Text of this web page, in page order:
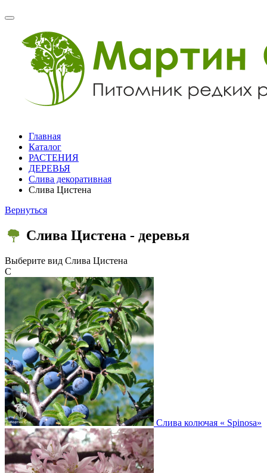
Главная
Каталог
РАСТЕНИЯ
ДЕРЕВЬЯ
Слива декоративная
Слива Цистена
Вернуться
Слива Цистена - деревья
Выберите вид Слива Цистена
С
Слива колючая « Spinosa»